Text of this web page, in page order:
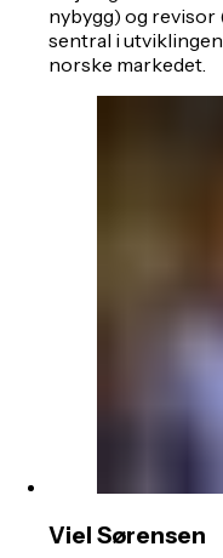
nybygg) og revisor
sentral i
norske markedet.
Viel Sørensen